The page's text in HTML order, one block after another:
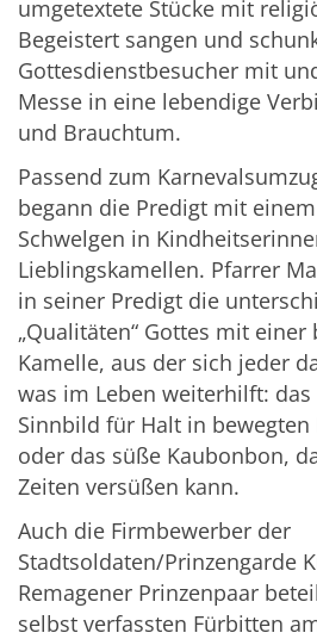
umgetextete Stücke mit
Begeistert sangen und
Gottesdienstbesucher mit
Messe in eine lebendige
und Brauchtum.
Passend zum
begann die Predigt mit
Schwelgen in
Lieblingskamellen. Pfarrer
in seiner Predigt die
„Qualitäten“ Gottes mit einer
Kamelle, aus der sich jeder
was im Leben weiterhilft:
Sinnbild für Halt in bewegten
oder das süße Kaubonbon,
Zeiten versüßen kann.
Auch die Firmbewerber der
Stadtsoldaten/Prinzengarde
Remagener Prinzenpaar
selbst verfassten Fürbitten